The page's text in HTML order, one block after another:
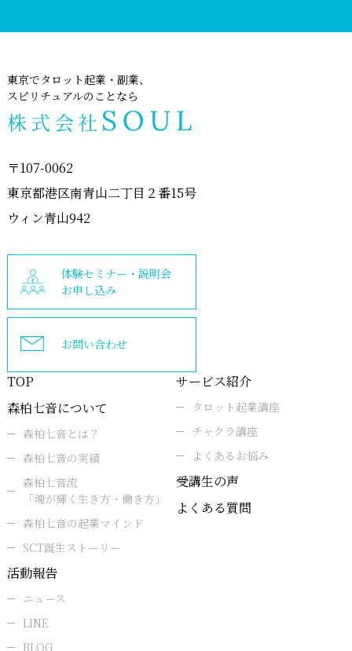
東京でタロット起業・副業、
スピリチュアルのことなら
〒107-0062
東京都港区南青山二丁目２番15号
ウィン青山942
体験セミナー・説明会
お申し込み
お問い合わせ
TOP
森柏七音について
森柏七音とは？
森柏七音の実績
森柏七音流
「魂が輝く生き方・働き方」
森柏七音の起業マインド
SCT誕生ストーリー
サービス紹介
タロット起業講座
チャクラ講座
よくあるお悩み
受講生の声
よくある質問
活動報告
ニュース
LINE
BLOG